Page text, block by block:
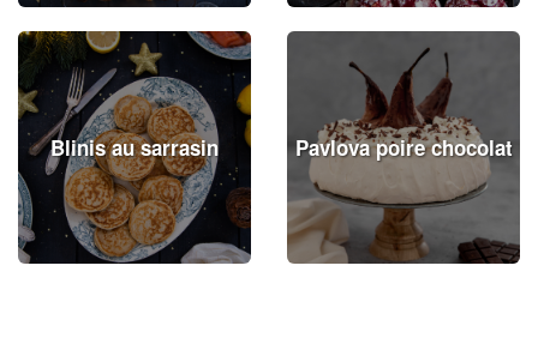
Blinis au sarrasin Pavlova poire chocolat